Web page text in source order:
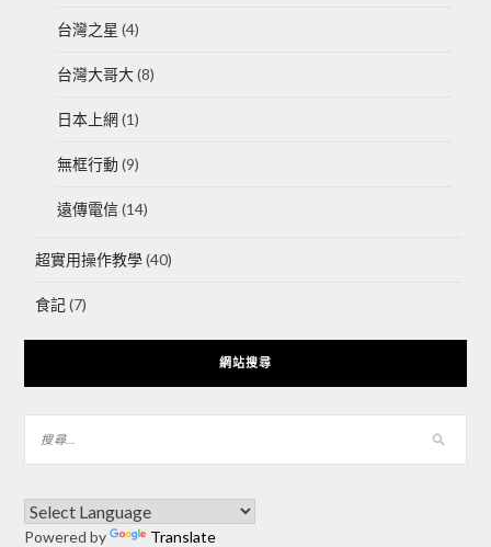
台灣之星 (4)
台灣大哥大(8)
日本上網(1)
無框行動(9)
遠傳電信(14)
超實用操作教學(40)
食記(7)
網站搜尋
Powered by Translate